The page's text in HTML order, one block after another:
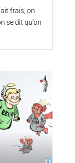
frais, on
se dit qu’on